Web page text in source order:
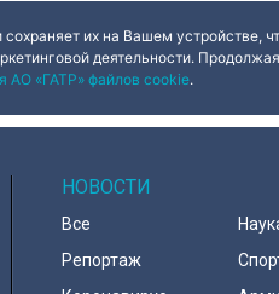
их на Вашем устройстве,
деятельности.
АО «ГАТР» файлов cookie.
НОВОСТИ
Все
Репортаж